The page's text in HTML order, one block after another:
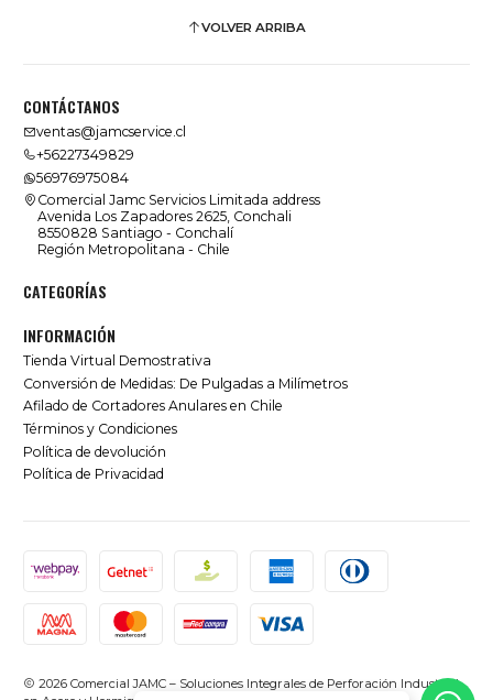
VOLVER ARRIBA
CONTÁCTANOS
ventas@jamcservice.cl
+56227349829
56976975084
Comercial Jamc Servicios Limitada address
Avenida Los Zapadores 2625, Conchali
8550828 Santiago - Conchalí
Región Metropolitana - Chile
CATEGORÍAS
INFORMACIÓN
Tienda Virtual Demostrativa
Conversión de Medidas: De Pulgadas a Milímetros
Afilado de Cortadores Anulares en Chile
Términos y Condiciones
Política de devolución
Política de Privacidad
2026 Comercial JAMC – Soluciones Integrales de Perforación Industrial